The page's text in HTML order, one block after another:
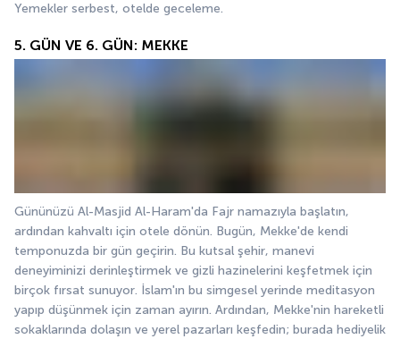
Yemekler serbest, otelde geceleme.
5. GÜN VE 6. GÜN: MEKKE
Gününüzü Al-Masjid Al-Haram'da Fajr namazıyla başlatın,
ardından kahvaltı için otele dönün. Bugün, Mekke'de kendi
temponuzda bir gün geçirin. Bu kutsal şehir, manevi
deneyiminizi derinleştirmek ve gizli hazinelerini keşfetmek için
birçok fırsat sunuyor. İslam'ın bu simgesel yerinde meditasyon
yapıp düşünmek için zaman ayırın. Ardından, Mekke'nin hareketli
sokaklarında dolaşın ve yerel pazarları keşfedin; burada hediyelik